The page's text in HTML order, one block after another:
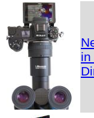
in